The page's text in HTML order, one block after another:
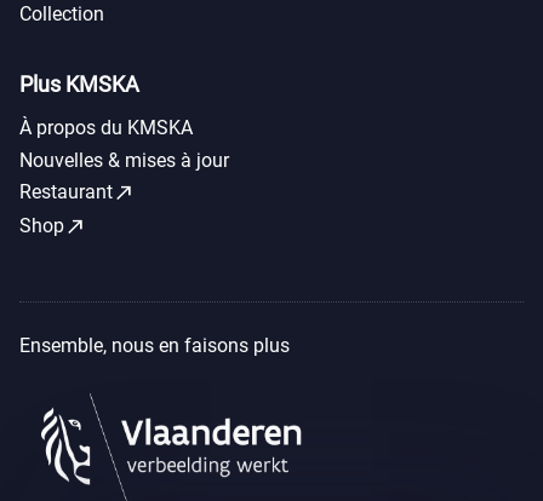
Collection
Plus KMSKA
À propos du KMSKA
Nouvelles & mises à jour
Restaurantcall_made
Shopcall_made
Ensemble, nous en faisons plus